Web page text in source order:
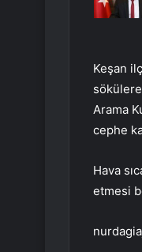
Keşan
Arama
cephe
Hava
etmesi